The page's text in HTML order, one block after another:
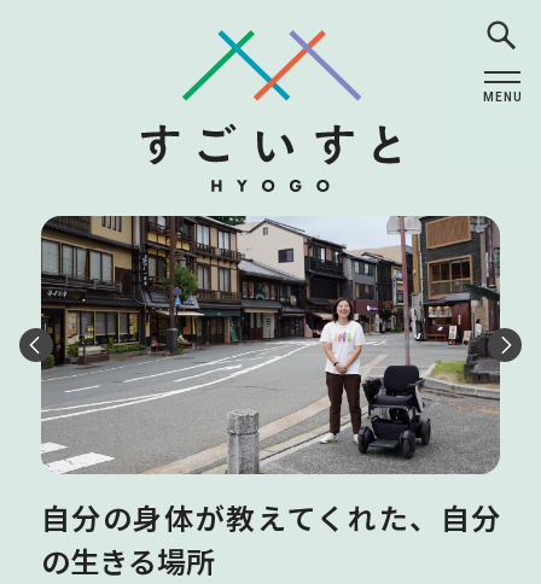
社会貢献は目の前の人の幸せか
ら。朝市をひらいた冒険家の話
MENU